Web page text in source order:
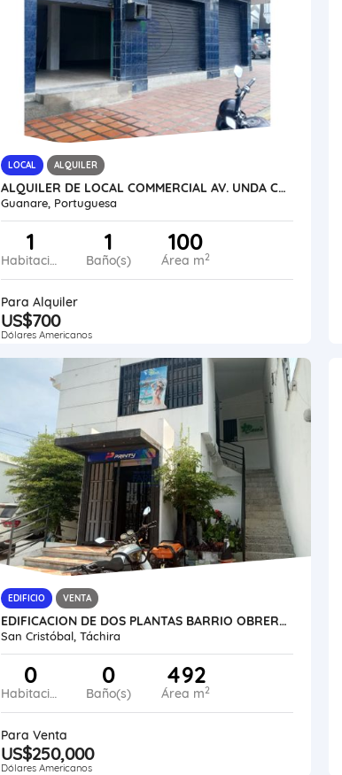
LOCAL ALQUILER
ALQUILER DE LOCAL COMMERCIAL AV. UNDA CON CARRERA 6 VE21-271AU-JFAK
Guanare, Portuguesa
1
Habitaciones
1
Baño(s)
100
Área m2
Para Alquiler
US$700
Dólares Americanos
EDIFICIO VENTA
EDIFICACION DE DOS PLANTAS BARRIO OBRERO TACHIRA VE17-168TACH-CSOL
San Cristóbal, Táchira
0
Habitaciones
0
Baño(s)
492
Área m2
Para Venta
US$250,000
Dólares Americanos